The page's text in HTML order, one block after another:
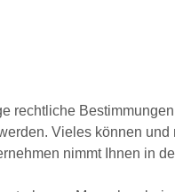
rechtliche
Vieles können
nimmt Ihnen in